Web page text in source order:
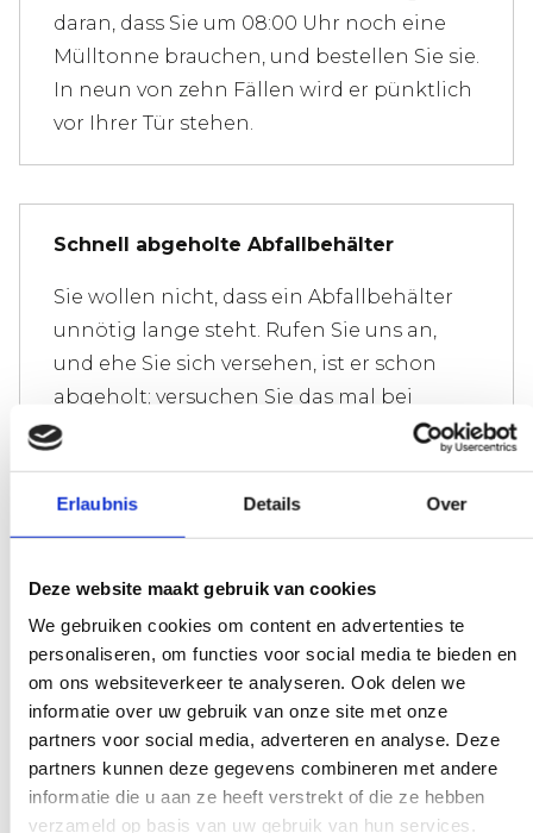
Erlaubnis Details Over
Deze website maakt gebruik van cookies
We gebruiken cookies om content en advertenties te
personaliseren, om functies voor social media te bieden en
om ons websiteverkeer te analyseren. Ook delen we
informatie over uw gebruik van onze site met onze
partners voor social media, adverteren en analyse. Deze
partners kunnen deze gegevens combineren met andere
informatie die u aan ze heeft verstrekt of die ze hebben
verzameld op basis van uw gebruik van hun services.
daran, dass Sie um 08:00 Uhr noch eine
Mülltonne brauchen, und bestellen Sie sie.
In neun von zehn Fällen wird er pünktlich
vor Ihrer Tür stehen.
Schnell abgeholte Abfallbehälter
Sie wollen nicht, dass ein Abfallbehälter
unnötig lange steht. Rufen Sie uns an,
und ehe Sie sich versehen, ist er schon
abgeholt; versuchen Sie das mal bei
unseren Konkurrenten.
Es gibt eine Gewichtsgrenze für Ihren
Abfall. Überall wird Ihnen sofort die
Rechnung präsentiert. Machen Sie sich
nicht zu sehr verrückt, keine Sorge.
Experten, die Ihnen weiterhelfen